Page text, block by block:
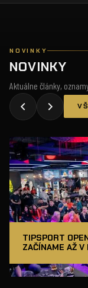
NOVINKY
NOVINKY
Aktuálne články,
TIPSPORT
ZAČÍNAME AŽ V